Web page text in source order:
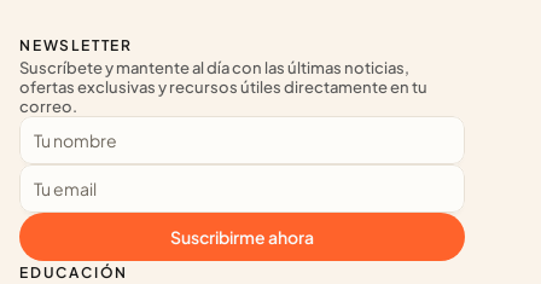
EDUCACIÓN
NEWSLETTER
Suscríbete y mantente al día con las últimas noticias,
ofertas exclusivas y recursos útiles directamente en tu
correo.
Suscribirme ahora